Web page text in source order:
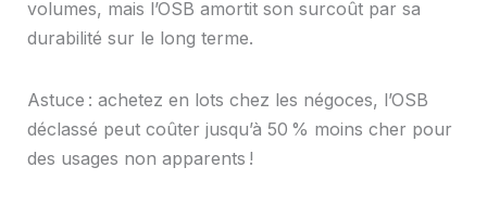
volumes, mais l’OSB amortit son surcoût par sa
durabilité sur le long terme.
Astuce : achetez en lots chez les négoces, l’OSB
déclassé peut coûter jusqu’à 50 % moins cher pour
des usages non apparents !